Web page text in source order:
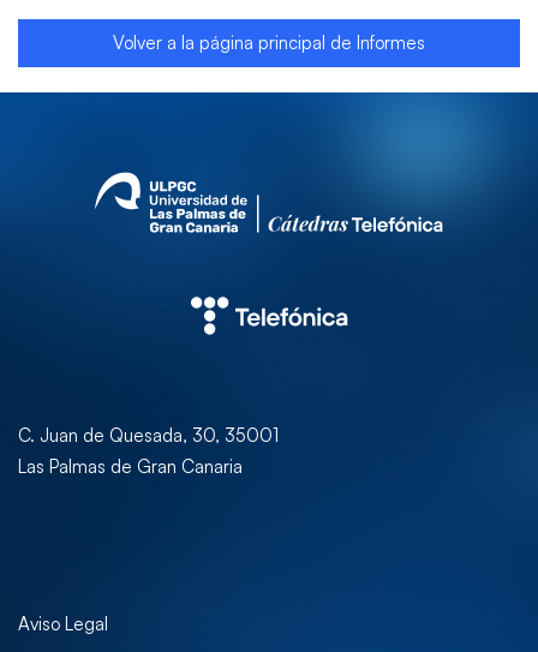
Volver a la página principal de Informes
C. Juan de Quesada, 30, 35001
Las Palmas de Gran Canaria
Aviso Legal